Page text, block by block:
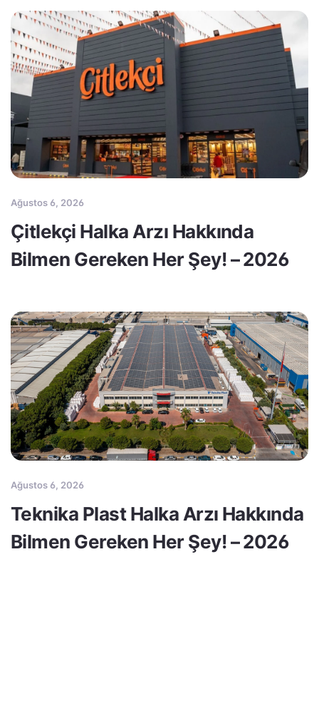
Ağustos 6, 2026
Çitlekçi Halka Arzı Hakkında
Bilmen Gereken Her Şey! – 2026
Ağustos 6, 2026
Teknika Plast Halka Arzı Hakkında
Bilmen Gereken Her Şey! – 2026